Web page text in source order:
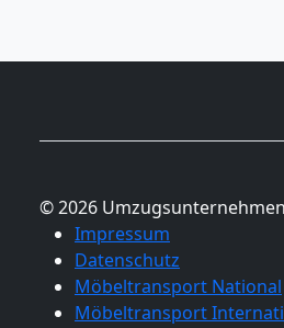
© 2026
Impressum
Datenschutz
Möbeltransport National
Möbeltransport